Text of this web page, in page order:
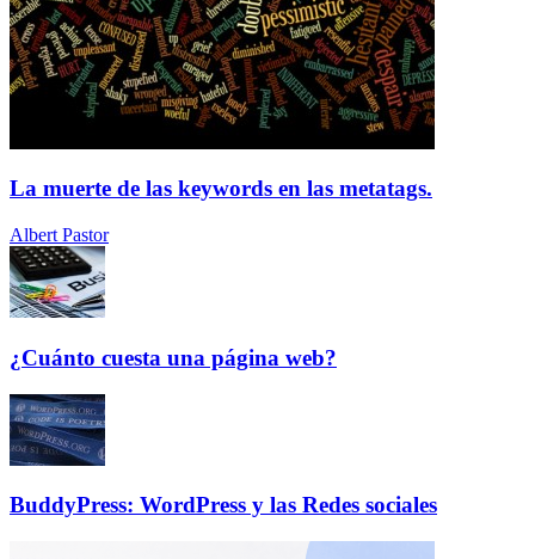
La muerte de las keywords en las metatags.
Albert Pastor
¿Cuánto cuesta una página web?
BuddyPress: WordPress y las Redes sociales